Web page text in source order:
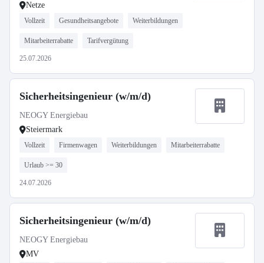
Netze
Vollzeit Gesundheitsangebote Weiterbildungen
Mitarbeiterrabatte Tarifvergütung
25.07.2026
Sicherheitsingenieur (w/m/d)
NEOGY Energiebau
Steiermark
Vollzeit Firmenwagen Weiterbildungen Mitarbeiterrabatte
Urlaub >= 30
24.07.2026
Sicherheitsingenieur (w/m/d)
NEOGY Energiebau
MV